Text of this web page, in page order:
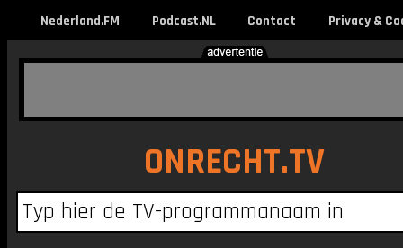
Nederland.FM Podcast.NL Contact Privacy &
ONRECHT.TV